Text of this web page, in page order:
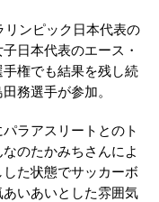
リンピック日本代表の
日本代表のエース・
権でも結果を残し続
務選手が参加。
ラアスリートとのト
のたかみちさんによ
た状態でサッカーボ
いあいとした雰囲気